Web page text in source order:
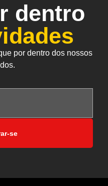
dentro
por dentro dos nossos
se